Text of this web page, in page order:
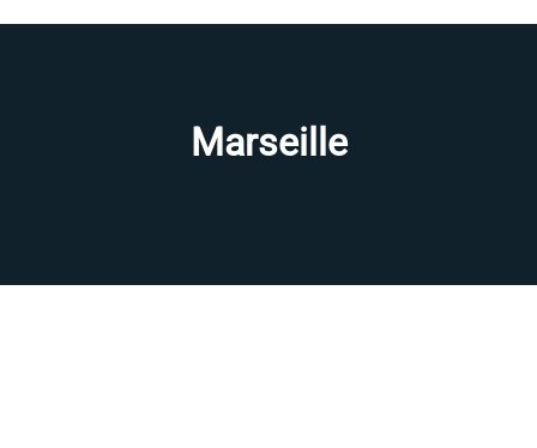
Marseille